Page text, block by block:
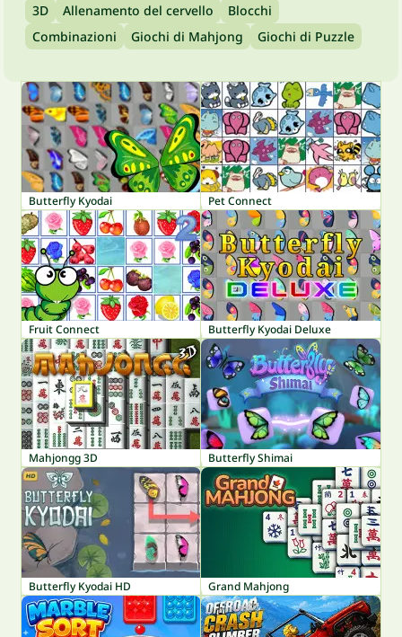
3D Allenamento del cervello
Blocchi
Combinazioni
Giochi di Mahjong Giochi di Puzzle
Butterfly Kyodai Pet Connect
Fruit Connect Butterfly Kyodai Deluxe
Mahjongg 3D Butterfly Shimai
Butterfly Kyodai HD Grand Mahjong